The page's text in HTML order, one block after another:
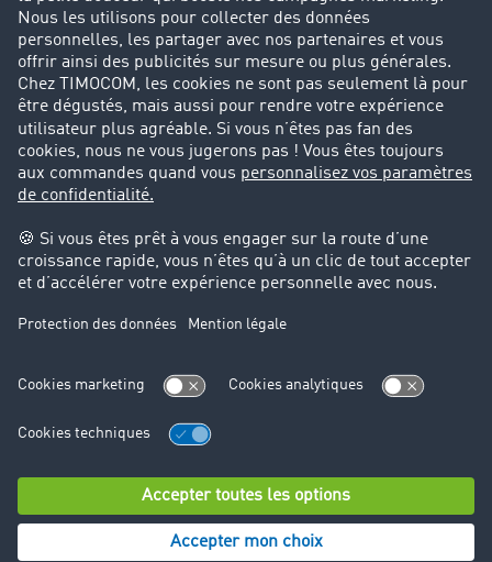
Parrainage clients
Success Stories
Cadre légal
Mentions légales
Protection des données
Cookie-Einstellungen
Support